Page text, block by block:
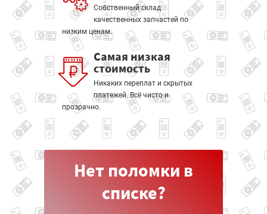
Собственный склад
качественных запчастей по
низким ценам.
Самая низкая
стоимость
Никаких переплат и скрытых
платежей. Всё чисто и
прозрачно.
Нет поломки в
списке?